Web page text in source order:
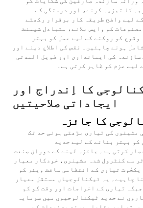
کا تجزیہ کرنے، اور درستگی کے
لیے واضح طریقہ کار برقرار رکھتے
کو واپس بلانے، متبادل شپمنٹ
وقوع کو روکنے کے لیے عمل کو بہتر
ہونے چاہئیں۔ نقص کی اطلاع دینے اور
سازندہ کی ایمانداری اور طویل المدتی
لیے عزم کو ظاہر کرتی ہے۔
کا اِندراج اور
ایجاداتی صلاحیتیں
کا جائزہ
مشینوں کی تیاری بڑھتی ہوئی حد تک
کو بہتر بنانے کے لیے جدید
کرتی ہے۔ جائزہ لینے کے دوران صنعت
سے کنٹرول شدہ مشینری، خودکار معیار
تیاری کے انتظامی سافٹ ویئر کو
چاہیے۔ یہ ٹیکنالوجیاں مستقل معیار
تیاری کے اخراجات اور وقت کو کم
نے جدید ٹیکنالوجیوں میں سرمایہ